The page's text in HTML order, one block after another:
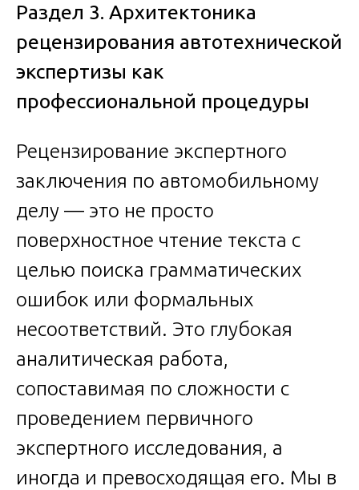
Раздел 3. Архитектоника
рецензирования автотехнической
экспертизы как
профессиональной процедуры
Рецензирование экспертного
заключения по автомобильному
делу — это не просто
поверхностное чтение текста с
целью поиска грамматических
ошибок или формальных
несоответствий. Это глубокая
аналитическая работа,
сопоставимая по сложности с
проведением первичного
экспертного исследования, а
иногда и превосходящая его. Мы в